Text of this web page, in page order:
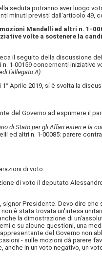
seduta potranno aver luogo
minuti previsti dall'articolo 49,
Mandelli ed altri n. 1-
volte a sostenere la
il seguito della discussione
n. 1-00159 concernenti
l'allegato A)
Aprile 2019, si è svolta la
del Governo ad esprimere il
di Stato per gli Affari esteri e la
ed altri n. 1-00085: parere
di voto.
di voto il deputato
signor Presidente. Devo dire
è stata trovata un'intesa
la dimostrazione di
e su alcune questioni, una
del Governo non
- sulle mozioni dà parere
anche in un voto negativo, un